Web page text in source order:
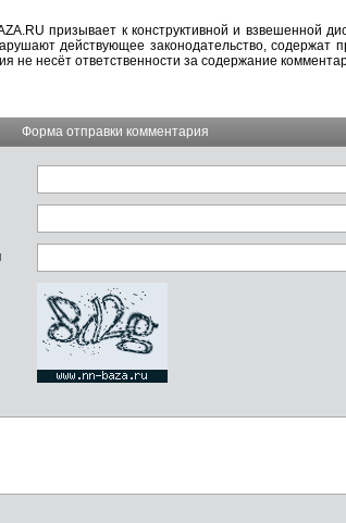
призывает к конструктивной и взвешенной
действующее законодательство, содержат
не несёт ответственности за содержание
Форма отправки комментария